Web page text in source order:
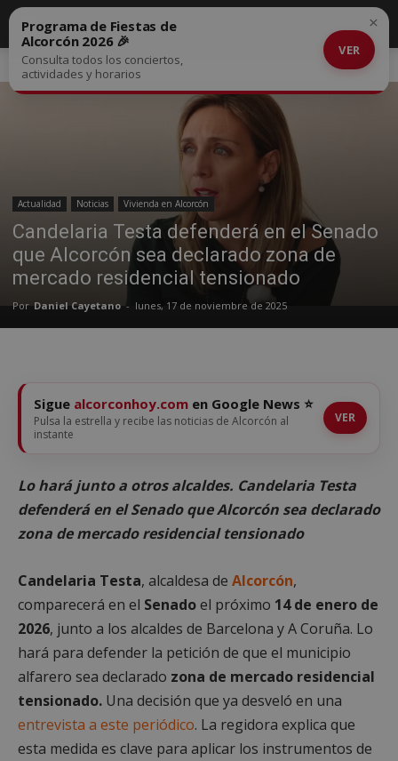
Inicio Actualidad
Actualidad Noticias Vivienda en Alcorcón
Candelaria Testa defenderá en el Senado
que Alcorcón sea declarado zona de
mercado residencial tensionado
Por Daniel Cayetano - lunes, 17 de noviembre de 2025
Programa de Fiestas de
Alcorcón 2026 🎉
Consulta todos los conciertos,
actividades y horarios
VER
×
Sigue alcorconhoy.com en Google News ⭐
Pulsa la estrella y recibe las noticias de Alcorcón al
instante
VER
Lo hará junto a otros alcaldes. Candelaria Testa
defenderá en el Senado que Alcorcón sea declarado
zona de mercado residencial tensionado
Candelaria Testa, alcaldesa de Alcorcón,
comparecerá en el Senadoel próximo 14 de enero de
2026, junto a los alcaldes de Barcelona y A Coruña. Lo
hará para defender la petición de que el municipio
alfarero sea declarado zona de mercado residencial
tensionado. Una decisión que ya desveló en una
entrevista a este periódico. La regidora explica que
esta medida es clave para aplicar los instrumentos de